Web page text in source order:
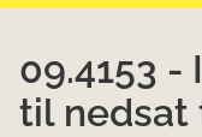
09.4153
til nedsat